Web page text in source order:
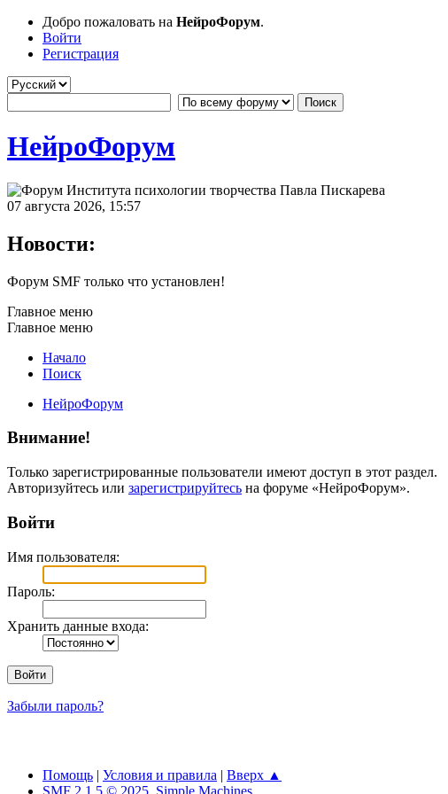
Добро пожаловать на НейроФорум.
Войти
Регистрация
НейроФорум
07 августа 2026, 15:57
Новости:
Форум SMF только что установлен!
Главное меню
Главное меню
Начало
Поиск
НейроФорум
Внимание!
Только зарегистрированные пользователи имеют доступ в этот раздел.
Авторизуйтесь или зарегистрируйтесь на форуме «НейроФорум».
Войти
Имя пользователя:
Пароль:
Хранить данные входа:
Забыли пароль?
Помощь | Условия и правила | Вверх ▲
SMF 2.1.5 © 2025 Simple Machines